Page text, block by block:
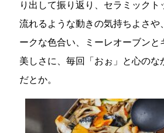
り出して振り返り、セラミックト
流れるような動きの気持ちよさや
ークな色合い、ミーレオーブンと
美しさに、毎回「おぉ」と心のな
だとか。